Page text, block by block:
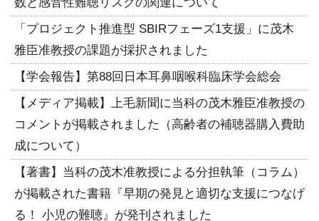
「プロジェクト推進型 SBIRフェーズ1支援」に茂木
雅臣准教授の課題が採択されました
【学会報告】第88回日本耳鼻咽喉科臨床学会総会
【メディア掲載】上毛新聞に当科の茂木雅臣准教授の
コメントが掲載されました（高齢者の補聴器購入費助
成について）
【著書】当科の茂木准教授による分担執筆（コラム）
が掲載された書籍『早期の発見と適切な支援につなげ
る！ 小児の難聴』が発刊されました